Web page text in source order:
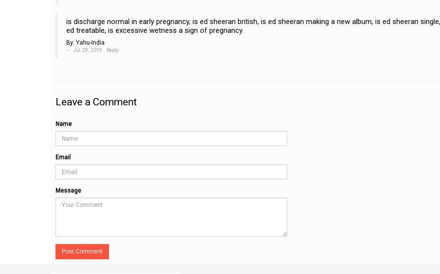
is discharge normal in early pregnancy, is ed sheeran british, is ed sheeran making a new album, is ed sheeran
ed treatable, is excessive wetness a sign of pregnancy.
By: Yahu-India
Jul 29, 2019 Reply
Leave a Comment
Name
Email
Message
Post Comment